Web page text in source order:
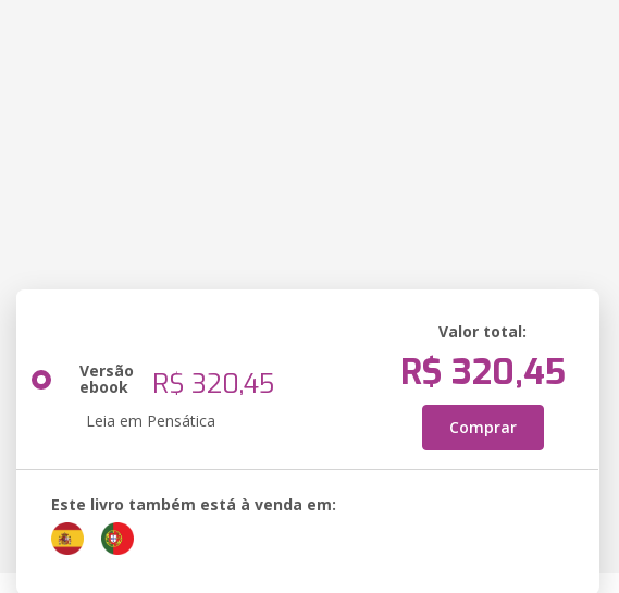
Versão
ebook R$ 320,45
Leia em Pensática
Valor total:
R$ 320,45
Comprar
Este livro também está à venda em: